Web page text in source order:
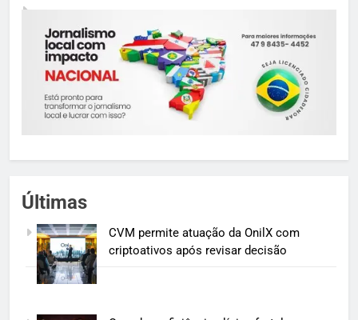
Últimas
CVM permite atuação da OnilX com
criptoativos após revisar decisão